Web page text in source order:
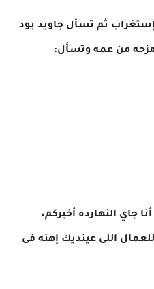
ثم تسأل جاويد يود
مزحه من عمه وتسأل:
النهارده أخبركم،
اللى عينديك إهنه فى